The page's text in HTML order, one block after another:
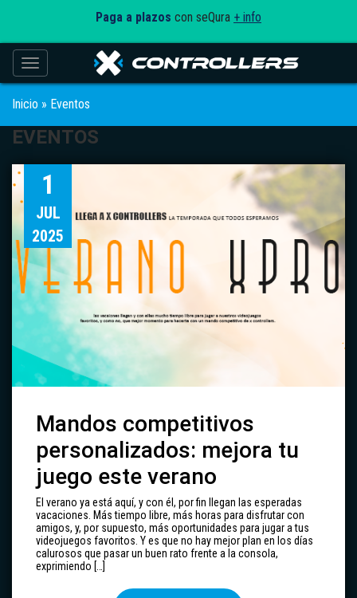
Paga a plazos con seQura + info
Toggle navigation
Inicio » Eventos
EVENTOS
1
JUL
2025
Mandos competitivos
personalizados: mejora tu
juego este verano
El verano ya está aquí, y con él, por fin llegan las esperadas
vacaciones. Más tiempo libre, más horas para disfrutar con
amigos, y, por supuesto, más oportunidades para jugar a tus
videojuegos favoritos. Y es que no hay mejor plan en los días
calurosos que pasar un buen rato frente a la consola,
exprimiendo […]